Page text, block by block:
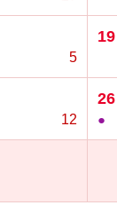
5
19
12
26
●